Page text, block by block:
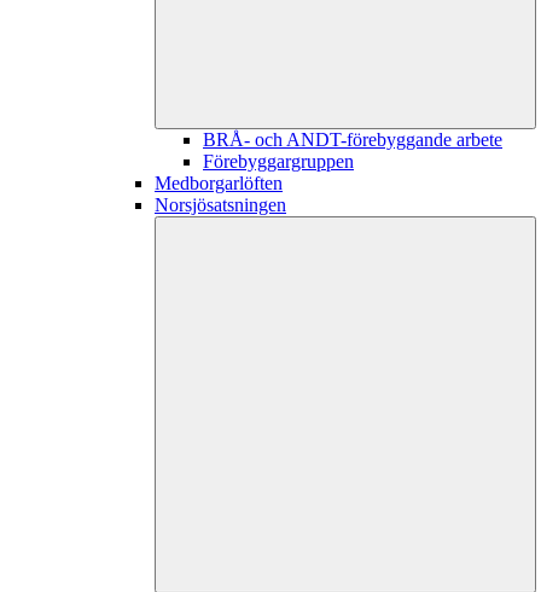
BRÅ- och ANDT-förebyggande arbete
Förebyggargruppen
Medborgarlöften
Norsjösatsningen